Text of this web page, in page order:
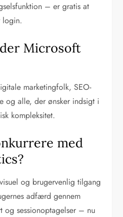
– er gratis at
login.
Microsoft
marketingfolk, SEO-
og alle, der ønsker indsigt i
kompleksitet.
med
og brugervenlig tilgang
adfærd gennem
og sessionoptagelser – nu